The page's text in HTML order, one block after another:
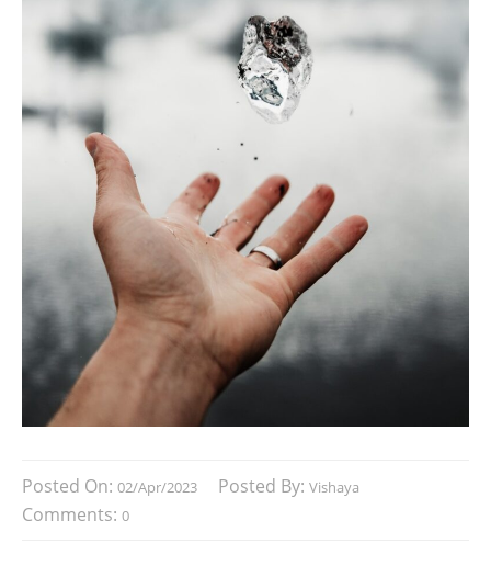
Posted On: 02/Apr/2023 Posted By: Vishaya
Comments: 0